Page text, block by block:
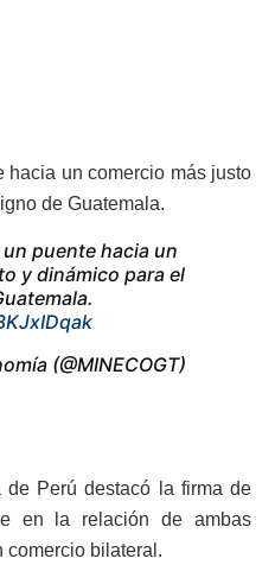
hacia un comercio más justo
de Guatemala.
puente hacia un
y dinámico para el
(@MINECOGT)
de Perú destacó la firma de
en la relación de ambas
comercio bilateral.